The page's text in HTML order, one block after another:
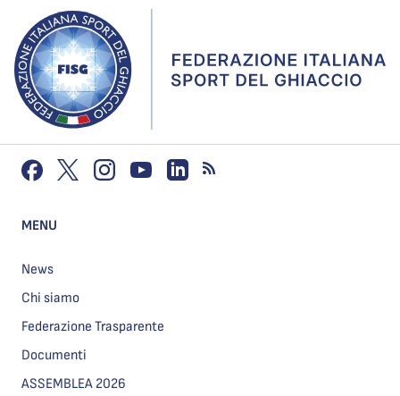
MENU
News
Chi siamo
Federazione Trasparente
Documenti
ASSEMBLEA 2026